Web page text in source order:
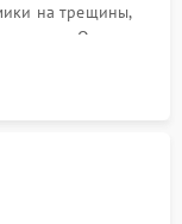
на трещины,
Опрос
видит посуду,